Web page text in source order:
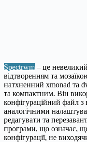
Spectrwm – це
відтворенням та
натхненний xmonad та
та компактним. Він
конфігураційний файл
аналогічними
редагувати та
програми, що означає,
конфігурації, не